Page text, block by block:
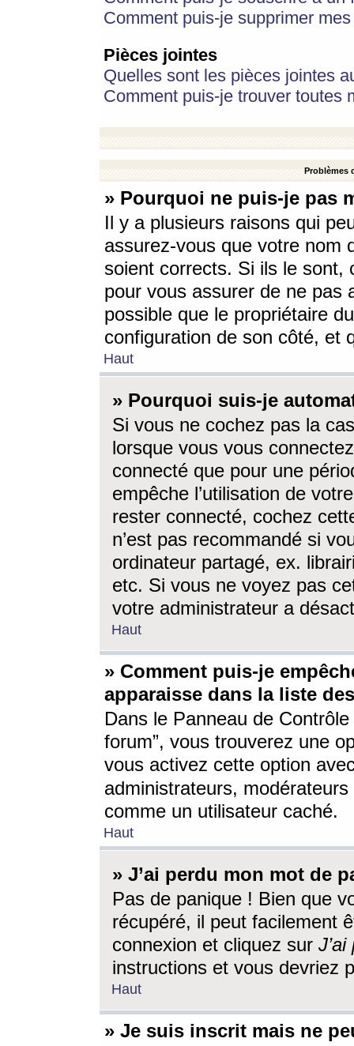
Comment puis-je supprimer
Pièces jointes
Quelles sont les pièces jointes
Comment puis-je trouver toutes
Problèmes
» Pourquoi ne puis-je pas
Il y a plusieurs raisons qui
assurez-vous que votre nom
soient corrects. Si ils le sont,
pour vous assurer de ne pas
possible que le propriétaire
configuration de son côté, et
Haut
» Pourquoi suis-je
Si vous ne cochez pas la
lorsque vous vous
connecté que pour une
empêche l’utilisation de
rester connecté, cochez
n’est pas recommandé si
ordinateur partagé, ex.
etc. Si vous ne voyez pas
votre administrateur a
Haut
» Comment puis-je
apparaisse dans la liste
Dans le Panneau de
forum”, vous trouverez une
vous activez cette option
administrateurs,
comme un utilisateur caché.
Haut
» J’ai perdu mon mot de
Pas de panique ! Bien que
récupéré, il peut facilement
connexion et cliquez sur
instructions et vous devriez
Haut
» Je suis inscrit mais ne